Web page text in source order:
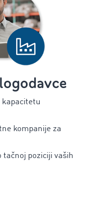
kapacitetu
kompanije za
poziciji vaših